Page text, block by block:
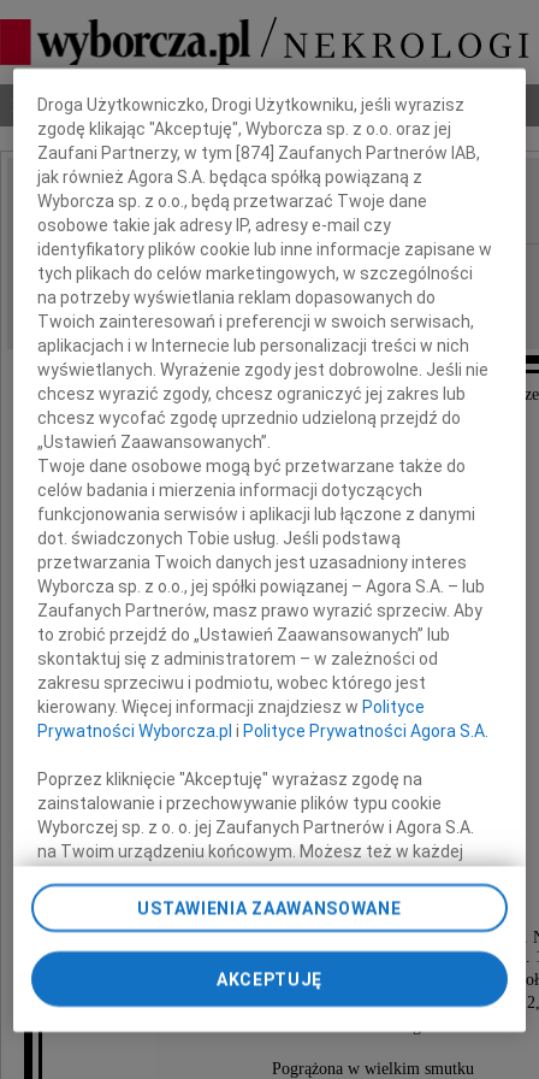
Nekrologi Odeszli Poradnik pogrzebowy
IMIĘ I NAZWISKO: Łukasz Piosik
REGION: Poznań
DATA EMISJI: 24.08.2021
W dniu 18 sierpnia 2021 roku odszedł na zawsze
Łukasz Piosik
lat 38
Ukochany Mąż
Ukochany Syn i Zięć
Wspaniały Brat i Szwagier
Najlepszy Przyjaciel.
Wyjątkowy człowiek o wielkim sercu,
z którego jesteśmy bardzo dumni.
Pozostaniesz w naszych sercach na zawsze.
Msza św. w intencji Łukasza odbędzie się w kościele p.w.
Pańskiego os. Batorego 113, dnia 25.08.2021 o godz.
Uroczystości pogrzebowe odbędą się na cmentarzu
p.w. Św. Jana Vianneyi przy ul. Szczawnickiej 2,
Pogrążona w wielkim smutku
Dbamy o Twoją prywatność
Droga Użytkowniczko, Drogi Użytkowniku, jeśli wyrazisz
zgodę klikając "Akceptuję", Wyborcza sp. z o.o. oraz jej
Zaufani Partnerzy, w tym [874] Zaufanych Partnerów IAB,
jak również Agora S.A. będąca spółką powiązaną z
Wyborcza sp. z o.o., będą przetwarzać Twoje dane
osobowe takie jak adresy IP, adresy e-mail czy
identyfikatory plików cookie lub inne informacje zapisane w
tych plikach do celów marketingowych, w szczególności
na potrzeby wyświetlania reklam dopasowanych do
Twoich zainteresowań i preferencji w swoich serwisach,
aplikacjach i w Internecie lub personalizacji treści w nich
wyświetlanych. Wyrażenie zgody jest dobrowolne. Jeśli nie
chcesz wyrazić zgody, chcesz ograniczyć jej zakres lub
chcesz wycofać zgodę uprzednio udzieloną przejdź do
„Ustawień Zaawansowanych”.
Twoje dane osobowe mogą być przetwarzane także do
celów badania i mierzenia informacji dotyczących
funkcjonowania serwisów i aplikacji lub łączone z danymi
dot. świadczonych Tobie usług. Jeśli podstawą
przetwarzania Twoich danych jest uzasadniony interes
Wyborcza sp. z o.o., jej spółki powiązanej – Agora S.A. – lub
Zaufanych Partnerów, masz prawo wyrazić sprzeciw. Aby
to zrobić przejdź do „Ustawień Zaawansowanych” lub
skontaktuj się z administratorem – w zależności od
zakresu sprzeciwu i podmiotu, wobec którego jest
kierowany. Więcej informacji znajdziesz wPolityce
Prywatności Wyborcza.pl iPolityce Prywatności Agora S.A.
Poprzez kliknięcie "Akceptuję" wyrażasz zgodę na
zainstalowanie i przechowywanie plików typu cookie
Wyborczej sp. z o. o. jej Zaufanych Partnerów i Agora S.A.
na Twoim urządzeniu końcowym. Możesz też w każdej
ponownie wywołując narzędzie do zarządzania Twoimi
preferencjami dot. przetwarzania danych poprzez
odnośnik „Ustawienia prywatności” w stopce serwisu i
przechodząc do sekcji „Ustawienia zaawansowane”.
Zmiana ustawień plików cookie możliwa jest także za
My, nasi Zaufani Partnerzy i Agora S.A. możemy
USTAWIENIA ZAAWANSOWANE
AKCEPTUJĘ